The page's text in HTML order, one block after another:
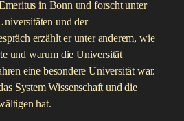
in Bonn und forscht unter
und der
erzählt er unter anderem, wie
und warum die Universität
eine besondere Universität war.
System Wissenschaft und die
hat.